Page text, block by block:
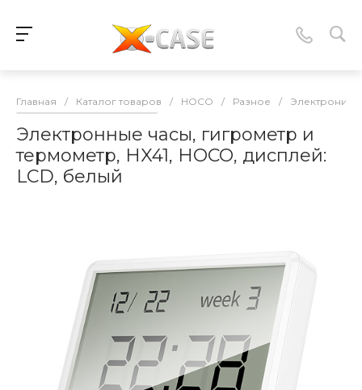
Главная / Каталог товаров / HOCO / Разное / Электроника
Электронные часы, гигрометр и
термометр, HX41, HOCO, дисплей:
LCD, белый